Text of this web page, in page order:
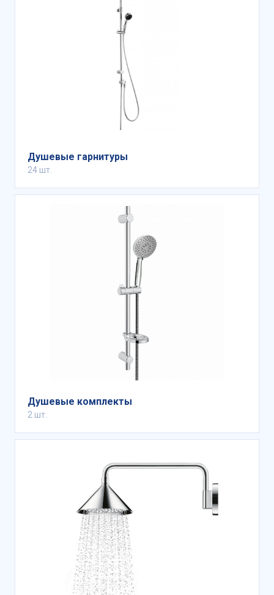
Душевые гарнитуры
24 шт.
Душевые комплекты
2 шт.